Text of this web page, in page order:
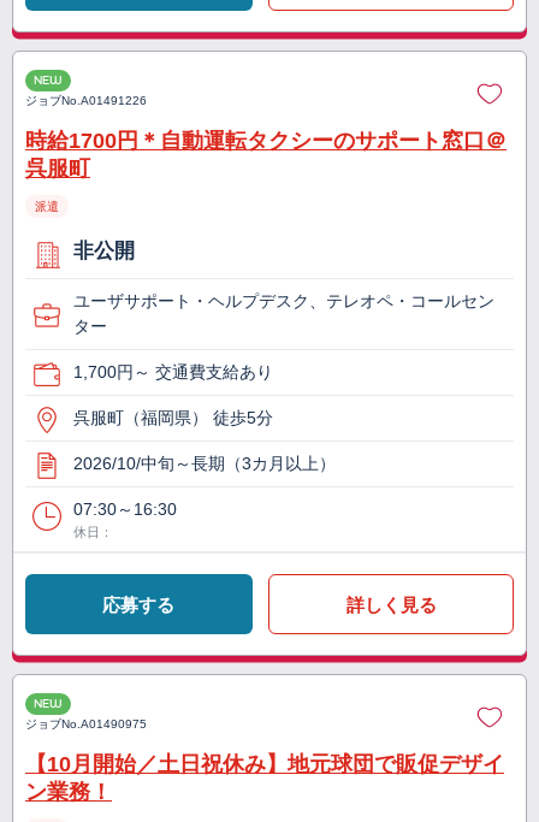
NEW
ジョブNo.A01491226
時給1700円＊自動運転タクシーのサポート窓口＠
呉服町
派遣
非公開
ユーザサポート・ヘルプデスク、テレオペ・コールセン
ター
1,700円～ 交通費支給あり
呉服町（福岡県） 徒歩5分
2026/10/中旬～長期（3カ月以上）
07:30～16:30
休日：
応募する 詳しく見る
NEW
ジョブNo.A01490975
【10月開始／土日祝休み】地元球団で販促デザイ
ン業務！